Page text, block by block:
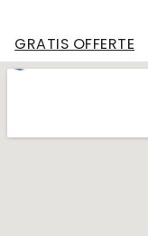
GRATIS OFFERTE